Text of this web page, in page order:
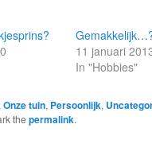
11 januari
In "Hobbies"
Onze tuin, Persoonlijk,
the permalink.